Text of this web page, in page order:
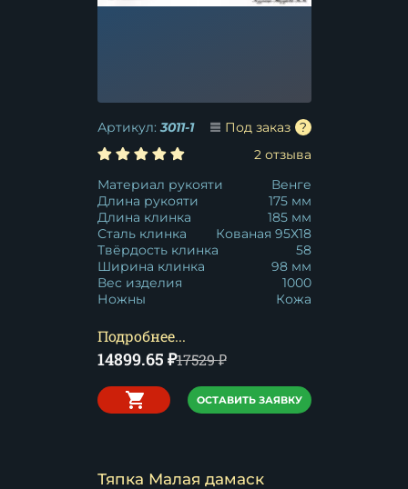
Артикул:3011-1
Под заказ
2 отзыва
Материал рукояти
Венге
Длина рукояти
175 мм
Длина клинка
185 мм
Сталь клинка
Кованая 95Х18
Твёрдость клинка
58
Ширина клинка
98 мм
Вес изделия
1000
Ножны
Кожа
Подробнее...
14899.65 ₽17529₽
ОСТАВИТЬ ЗАЯВКУ
Тяпка Малая дамаск